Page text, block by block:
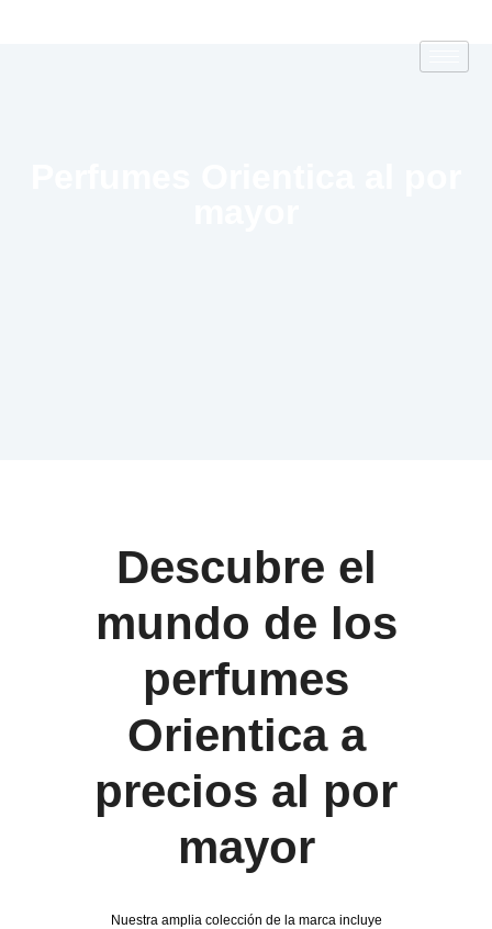
Descubre el
mundo de los
perfumes
Orientica a
precios al por
mayor
Nuestra amplia colección de la marca incluye